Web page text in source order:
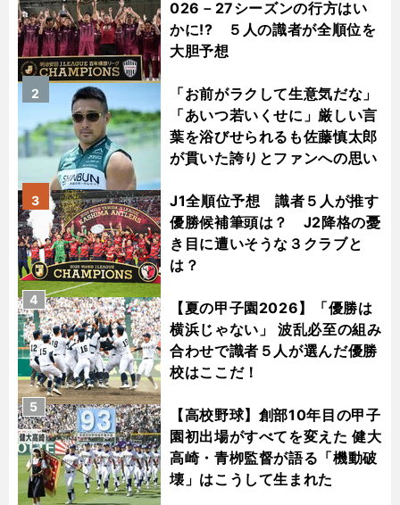
026－27シーズンの行方はい
かに!? ５人の識者が全順位を
大胆予想
「お前がラクして生意気だな」
「あいつ若いくせに」厳しい言
葉を浴びせられるも佐藤慎太郎
が貫いた誇りとファンへの思い
2
J1全順位予想 識者５人が推す
優勝候補筆頭は？ J2降格の憂
き目に遭いそうな３クラブと
は？
3
【夏の甲子園2026】「優勝は
横浜じゃない」 波乱必至の組み
合わせで識者５人が選んだ優勝
校はここだ！
4
【高校野球】創部10年目の甲子
園初出場がすべてを変えた 健大
高崎・青栁監督が語る「機動破
壊」はこうして生まれた
5